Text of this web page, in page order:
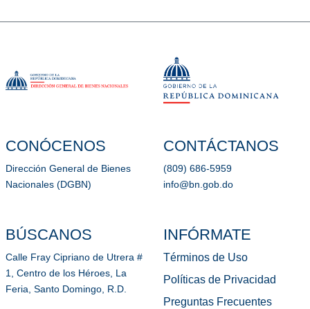
CONÓCENOS
Dirección General de Bienes
Nacionales (DGBN)
BÚSCANOS
Calle Fray Cipriano de Utrera #
1, Centro de los Héroes, La
Feria, Santo Domingo, R.D.
CONTÁCTANOS
(809) 686-5959
info@bn.gob.do
INFÓRMATE
Términos de Uso
Políticas de Privacidad
Preguntas Frecuentes